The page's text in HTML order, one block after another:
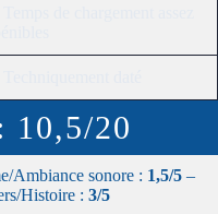
10,5/20
Ambiance sonore : 1,5/5–
Histoire : 3/5